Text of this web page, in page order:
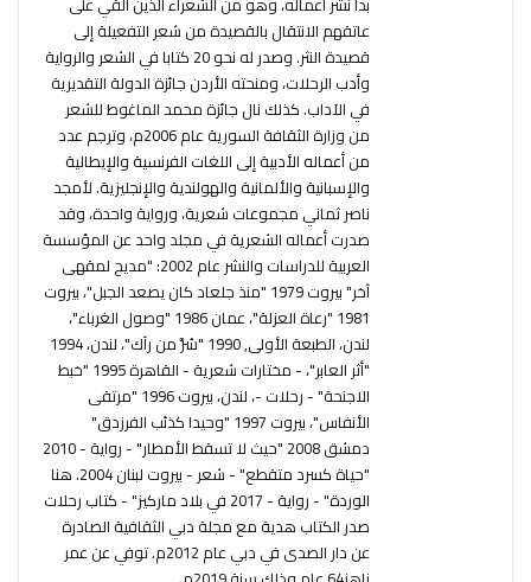
عاتقهم الانتقال بالقصيدة من شعر التفعيلة إلى
قصيدة النثر. وصدر له نحو 20 كتابا في الشعر والرواية
وأدب الرحلات، ومنحته الأردن جائزة الدولة التقديرية
في الآداب. كذلك نال جائزة محمد الماغوط للشعر
من وزارة الثقافة السورية عام 2006م، وترجم عدد
من أعماله الأدبية إلى اللغات الفرنسية والإيطالية
والإسبانية والألمانية والهولندية والإنجليزية. لأمجد
ناصر ثماني مجموعات شعرية، ورواية واحدة، وقد
صدرت أعماله الشعرية في مجلد واحد عن المؤسسة
العربية للدراسات والنشر عام 2002: "مديح لمقهى
آخر" بيروت 1979 "منذ جلعاد كان يصعد الجبل"، بيروت
1981 "رعاة العزلة"، عمان 1986 "وصول الغرباء"،
لندن، الطبعة الأولى, 1990 "سُرَّ من رآك"، لندن، 1994
"أثر العابر"، - مختارات شعرية - القاهرة 1995 "خبط
الاجنحة" - رحلات -، لندن، بيروت 1996 "مرتقى
الأنفاس"، بيروت 1997 "وحيدا كذئب الفرزدق"
دمشق 2008 "حيث لا تسقط الأمطار" - رواية - 2010
"حياة كسرد متقطع" - شعر - بيروت لبنان 2004. هنا
الوردة" - رواية - 2017 في بلاد ماركيز" - كتاب رحلات
صدر الكتاب هدية مع مجلة دبي الثقافية الصادرة
عن دار الصدى في دبي عام 2012م. توفي عن عمر